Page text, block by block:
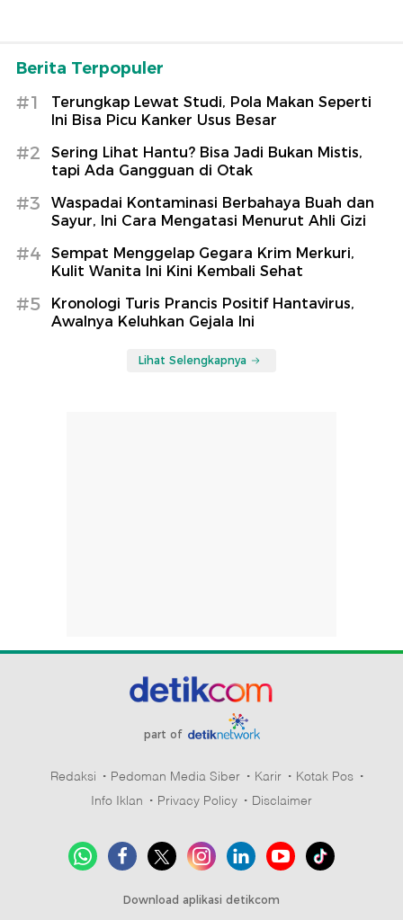
Berita Terpopuler
#1
Terungkap Lewat Studi, Pola Makan Seperti
Ini Bisa Picu Kanker Usus Besar
#2
Sering Lihat Hantu? Bisa Jadi Bukan Mistis,
tapi Ada Gangguan di Otak
#3
Waspadai Kontaminasi Berbahaya Buah dan
Sayur, Ini Cara Mengatasi Menurut Ahli Gizi
#4
Sempat Menggelap Gegara Krim Merkuri,
Kulit Wanita Ini Kini Kembali Sehat
#5
Kronologi Turis Prancis Positif Hantavirus,
Awalnya Keluhkan Gejala Ini
Lihat Selengkapnya
part of
Redaksi Pedoman Media Siber Karir
Kotak Pos
Info Iklan
Privacy Policy Disclaimer
Download aplikasi detikcom